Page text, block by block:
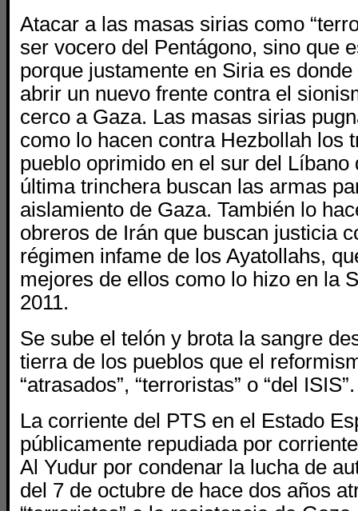
Atacar a las masas sirias como
ser vocero del Pentágono, sino que
porque justamente en Siria es
abrir un nuevo frente contra el
cerco a Gaza. Las masas sirias
como lo hacen contra Hezbollah los
pueblo oprimido en el sur del Líbano
última trinchera buscan las armas
aislamiento de Gaza. También lo
obreros de Irán que buscan justicia
régimen infame de los Ayatollahs,
mejores de ellos como lo hizo en la
2011.
Se sube el telón y brota la sangre
tierra de los pueblos que el
“atrasados”, “terroristas” o “del ISIS”.
La corriente del PTS en el Estado
públicamente repudiada por
Al Yudur por condenar la lucha de
del 7 de octubre de hace dos años